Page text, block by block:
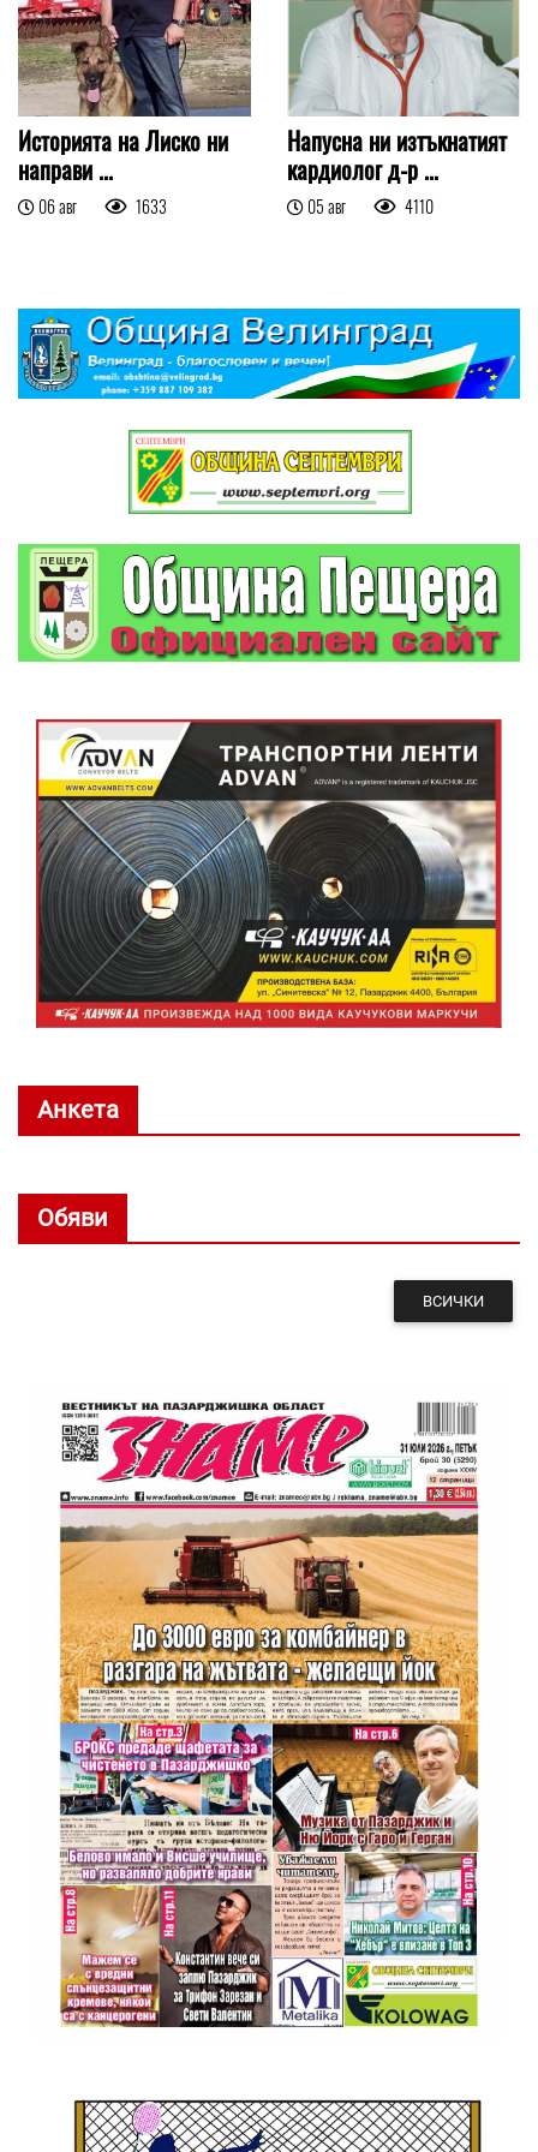
Историята на Лиско ни
направи ...
06 авг 1633
Напусна ни изтъкнатият
кардиолог д-р ...
05 авг 4110
Анкета
Обяви
ВСИЧКИ